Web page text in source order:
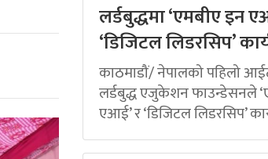
लर्डबुद्धमा ‘एमबीए इन
‘डिजिटल लिडरसिप’
काठमाडौं/ नेपालको पहिलो
लर्डबुद्ध एजुकेशन फाउन्डेसनले
एआई’ र ‘डिजिटल लिडरसिप’